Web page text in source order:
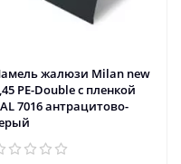
жалюзи Milan new
PE-Double с пленкой
7016 антрацитово-